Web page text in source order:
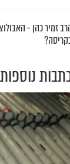
זמיר כהן -
נוספות